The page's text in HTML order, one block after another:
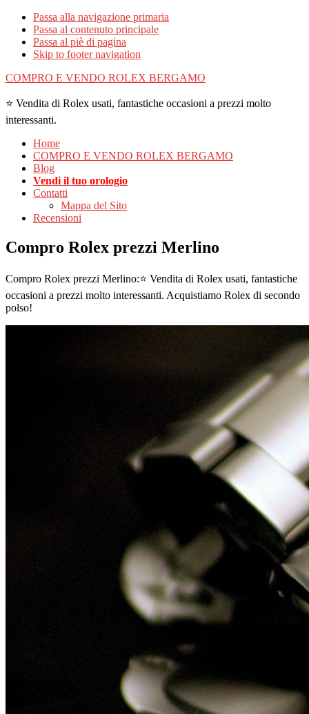
Passa alla navigazione primaria
Passa al contenuto principale
Passa al piè di pagina
Skip to footer navigation
COMPRO E VENDO ROLEX BERGAMO
⭐ Vendita di Rolex usati, fantastiche occasioni a prezzi molto
interessanti.
Home
COMPRO E VENDO ROLEX BERGAMO
Blog
Vendi il tuo orologio
Contatti
Mappa del Sito
Recensioni
Compro Rolex prezzi Merlino
Compro Rolex prezzi Merlino:⭐ Vendita di Rolex usati, fantastiche
occasioni a prezzi molto interessanti. Acquistiamo Rolex di secondo
polso!